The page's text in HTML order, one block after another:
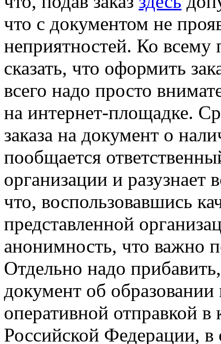
что с документом не
неприятностей. Ко
сказать, что оформить
всего надо просто
на интернет-площадке.
заказа на документ о
пообщается
организации и
что, воспользовавшись
представленной
анонимность, что важно
Отдельно надо
документ об
оперативной отправкой
Российской Федерации,